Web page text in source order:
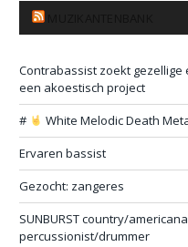
Contrabassist zoekt
een akoestisch project
#
White Melodic Death
Ervaren bassist
Gezocht: zangeres
SUNBURST country/
percussionist/drummer